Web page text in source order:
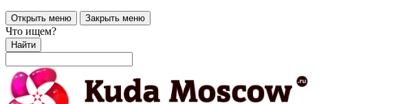
Открыть меню Закрыть меню
Что ищем?
Найти